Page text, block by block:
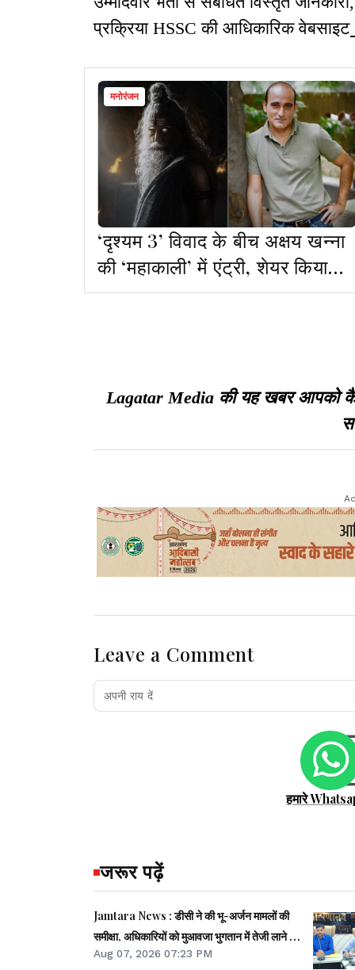
प्रक्रिया HSSC की आधिकारिक वेबसाइट
मनोरंजन
‘दृश्यम 3’ विवाद के बीच अक्षय खन्ना
की ‘महाकाली’ में एंट्री, शेयर किया
पोस्ट
Lagatar Media की यह खबर आपको
Leave a Comment
हमारे
जरूर पढ़ें
Jamtara News : डीसी ने की भू-अर्जन मामलों की
समीक्षा, अधिकारियों को मुआवजा भुगतान में तेजी लाने का
निर्देश
Aug 07, 2026 07:23 PM